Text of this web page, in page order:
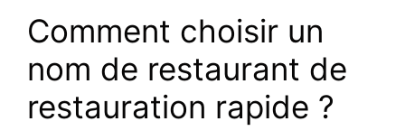
Comment choisir un
nom de restaurant de
restauration rapide ?